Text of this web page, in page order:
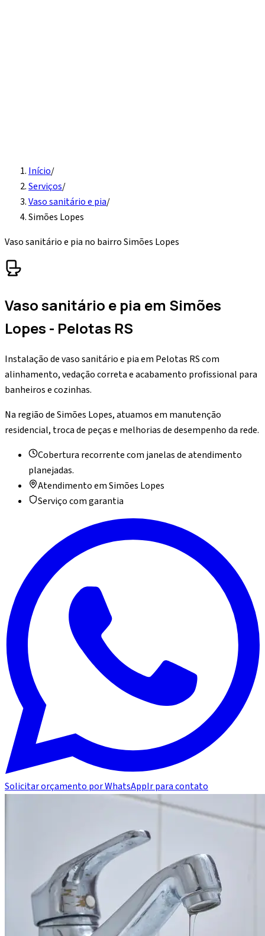
Início/
Serviços/
Vaso sanitário e pia/
Simões Lopes
Vaso sanitário e pia no bairroSimões Lopes
Vaso sanitário e pia em Simões
Lopes - Pelotas RS
Instalação de vaso sanitário e pia em Pelotas RS com
alinhamento, vedação correta e acabamento profissional para
banheiros e cozinhas.
Na região de Simões Lopes, atuamos em manutenção
residencial, troca de peças e melhorias de desempenho da rede.
Cobertura recorrente com janelas de atendimento
planejadas.
Atendimento emSimões Lopes
Serviço com garantia
Solicitar orçamento por WhatsAppIr para contato